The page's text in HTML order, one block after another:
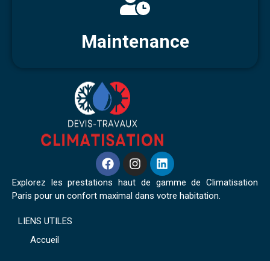
Maintenance
Explorez les prestations haut de gamme de Climatisation
Paris pour un confort maximal dans votre habitation.
LIENS UTILES
Accueil